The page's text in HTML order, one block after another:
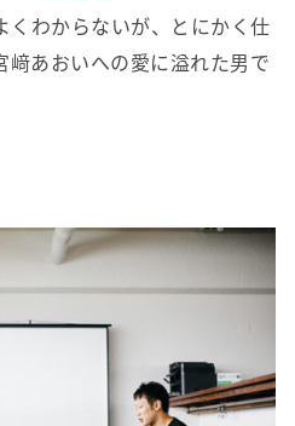
くわからないが、とにかく仕
﨑あおいへの愛に溢れた男で